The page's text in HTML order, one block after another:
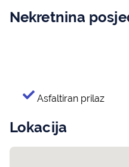
Nekretnina
Asfaltiran prilaz
Lokacija